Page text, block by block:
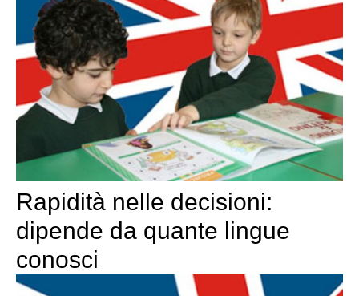
Rapidità nelle decisioni:
dipende da quante lingue
conosci